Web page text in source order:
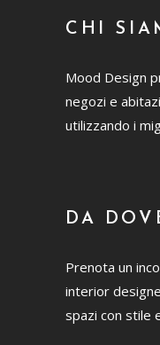
CHI
Mood Design
negozi e
utilizzando i
DA
Prenota un
interior
spazi con stile